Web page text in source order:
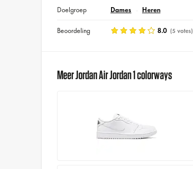
Doelgroep Dames Heren
Beoordeling 8.0 (5 votes)
Meer Jordan Air Jordan 1 colorways